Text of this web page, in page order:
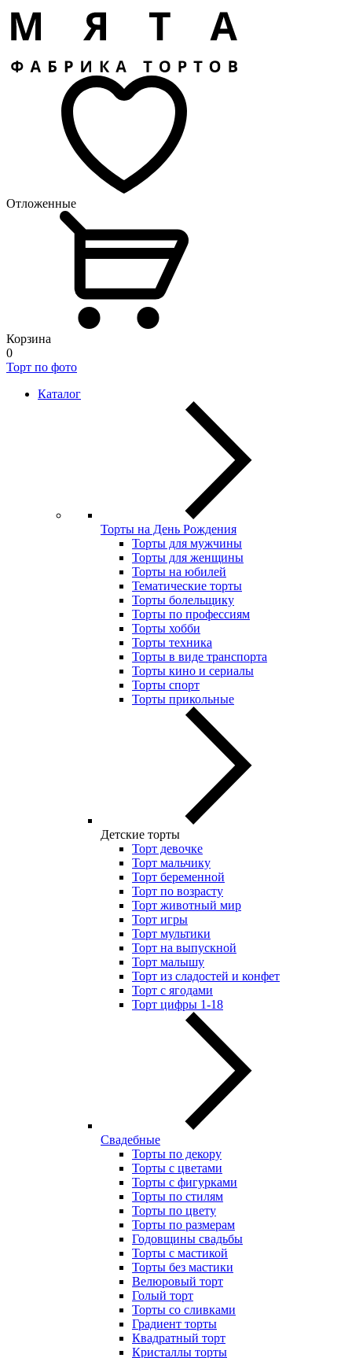
Отложенные
Корзина
0
Торт по фото
Каталог
Торты на День Рождения
Торты для мужчины
Торты для женщины
Торты на юбилей
Тематические торты
Торты болельщику
Торты по профессиям
Торты хобби
Торты техника
Торты в виде транспорта
Торты кино и сериалы
Торты спорт
Торты прикольные
Детские торты
Торт девочке
Торт мальчику
Торт беременной
Торт по возрасту
Торт животный мир
Торт игры
Торт мультики
Торт на выпускной
Торт малышу
Торт из сладостей и конфет
Торт с ягодами
Торт цифры 1-18
Свадебные
Торты по декору
Торты с цветами
Торты с фигурками
Торты по стилям
Торты по цвету
Торты по размерам
Годовщины свадьбы
Торты с мастикой
Торты без мастики
Велюровый торт
Голый торт
Торты со сливками
Градиент торты
Квадратный торт
Кристаллы торты